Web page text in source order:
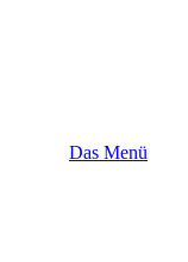
Das Menü